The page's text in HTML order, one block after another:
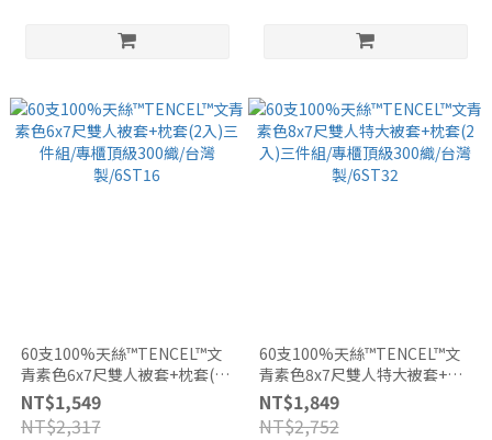
60支100%天絲™TENCEL™文
青素色6x7尺雙人被套+枕套(2
入)三件組/專櫃頂級300織/台灣
製/6ST16
NT$1,549
NT$2,317
60支100%天絲™TENCEL™文
青素色8x7尺雙人特大被套+枕
套(2入)三件組/專櫃頂級300織/
台灣製/6ST32
NT$1,849
NT$2,752